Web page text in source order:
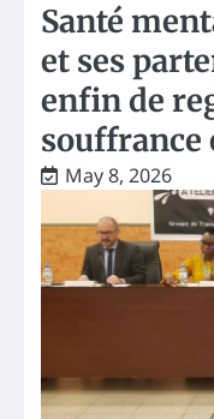
Santé
et ses
enfin de
souffrance
May 8, 2026